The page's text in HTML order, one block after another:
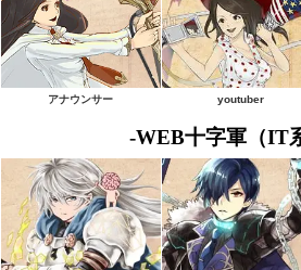
アナウンサー youtuber
-WEB十字軍（IT